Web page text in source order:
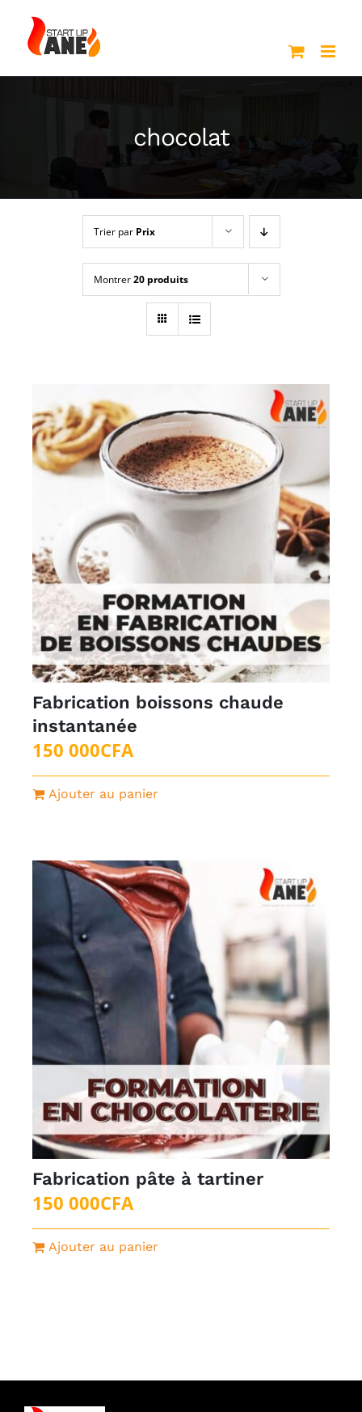
contenu
chocolat
Trier par Prix
Montrer20 produits
Fabrication boissons chaude
instantanée
150 000CFA
Ajouter au panier
Fabrication pâte à tartiner
150 000CFA
Ajouter au panier